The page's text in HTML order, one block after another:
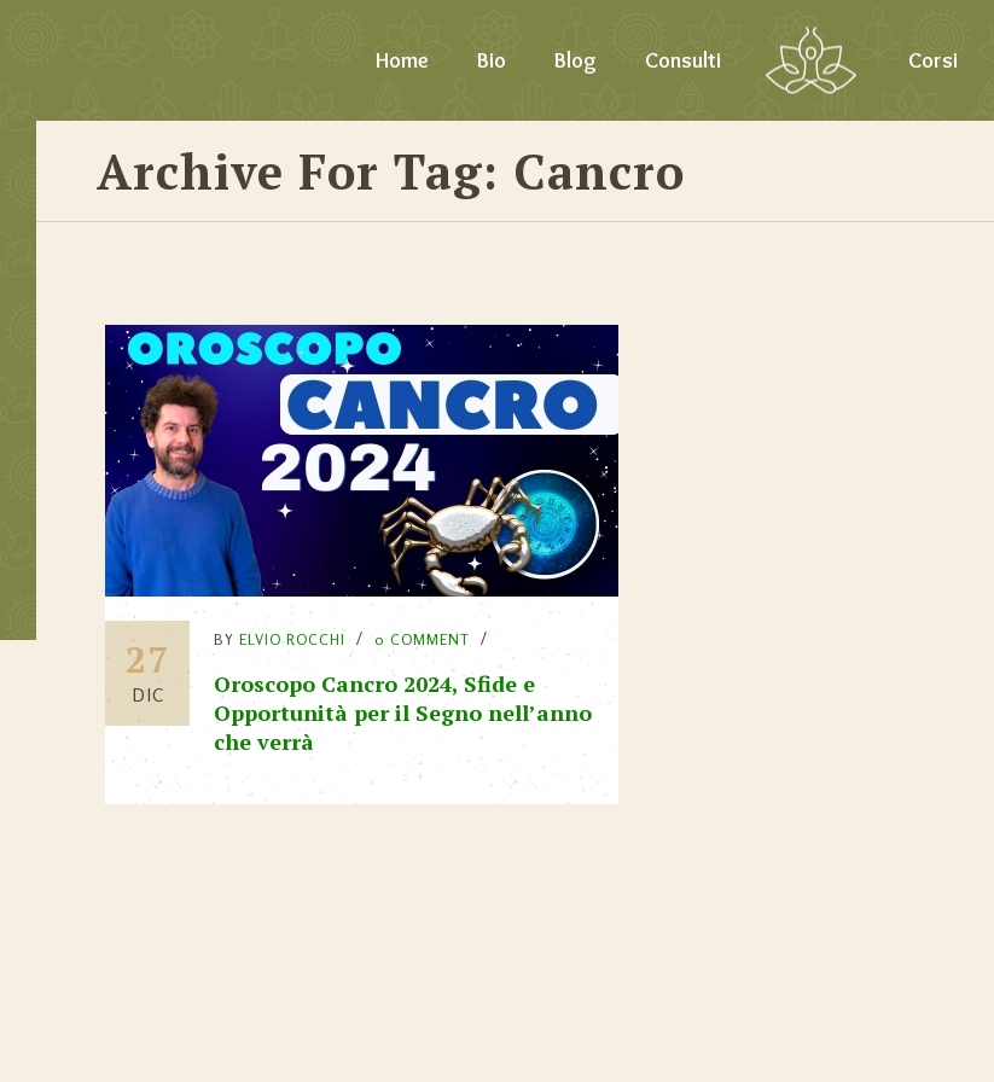
Home Bio Blog Consulti Corsi
Archive For Tag: Cancro
27
DIC
BY ELVIO ROCCHI 0 COMMENT
Oroscopo Cancro 2024, Sfide e
Opportunità per il Segno nell’anno
che verrà